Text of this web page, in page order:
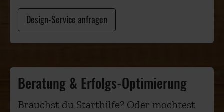
Design-Service anfragen
Beratung & Erfolgs-Optimierung
Brauchst du Starthilfe? Oder möchtest